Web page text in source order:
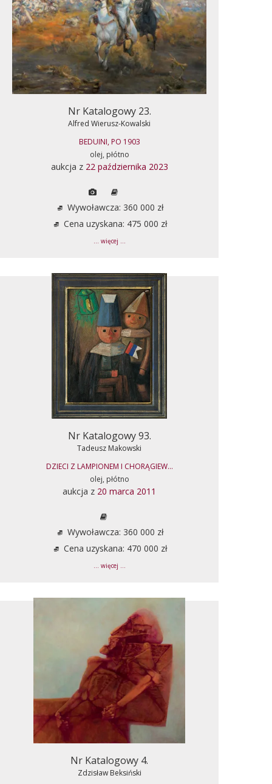
Nr Katalogowy 23.
Alfred Wierusz-Kowalski
BEDUINI, PO 1903
olej, płótno
aukcja z 22 października 2023
Wywoławcza: 360 000 zł
Cena uzyskana: 475 000 zł
... więcej ...
Nr Katalogowy 93.
Tadeusz Makowski
DZIECI Z LAMPIONEM I CHORĄGIEW...
olej, płótno
aukcja z 20 marca 2011
Wywoławcza: 360 000 zł
Cena uzyskana: 470 000 zł
... więcej ...
Nr Katalogowy 4.
Zdzisław Beksiński